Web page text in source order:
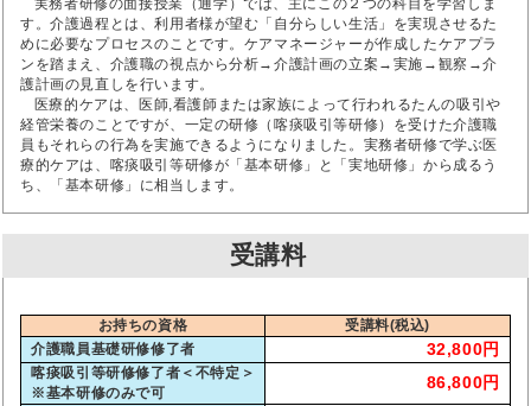
実務者研修の面接授業（通学）では、主にこの２つの科目を学習しま
す。介護過程とは、利用者様が望む「自分らしい生活」を実現させるた
めに必要なプロセスのことです。ケアマネージャーが作成したケアプラ
ンを踏まえ、介護職の視点から分析→介護計画の立案→実施→観察→介
護計画の見直しを行います。
医療的ケアは、医師,看護師または家族によって行われるたんの吸引や
経管栄養のことですが、一定の研修（喀痰吸引等研修）を受けた介護職
員もそれらの行為を実施できるようになりました。実務者研修で学ぶ医
療的ケアは、喀痰吸引等研修が「基本研修」と「実地研修」から成るう
ち、「基本研修」に相当します。
受講料
お持ちの資格
受講料(税込)
介護職員基礎研修修了者
32,800円
喀痰吸引等研修修了者＜不特定＞
※基本研修のみで可
86,800円